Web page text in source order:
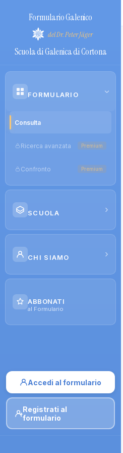
Formulario Galenico
del Dr. Peter Jäger
Scuola di Galenica di Cortona
FORMULARIO ›
Consulta
Ricerca avanzata Premium
Confronto Premium
SCUOLA ›
Corsi
Moduli di iscrizione
CHI SIAMO ›
Contatti
ABBONATI
al Formulario
Accedi al formulario
Registrati al
formulario